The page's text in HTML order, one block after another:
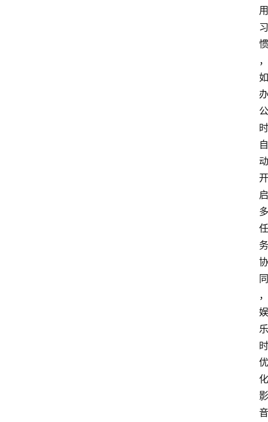
用
习
惯
，
如
办
公
时
自
动
开
启
多
任
务
协
同
，
娱
乐
时
优
化
影
音